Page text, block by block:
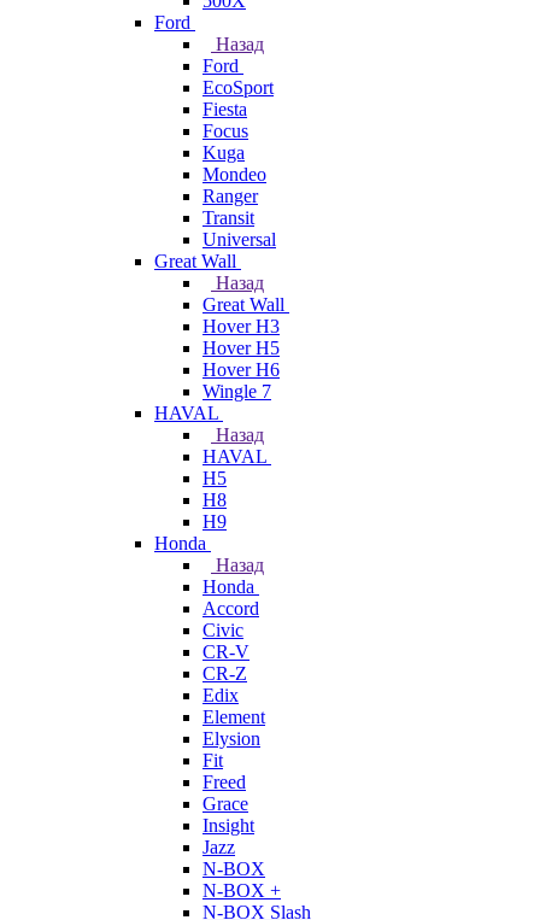
Ford
Назад
Ford
EcoSport
Fiesta
Focus
Kuga
Mondeo
Ranger
Transit
Universal
Great Wall
Назад
Great Wall
Hover H3
Hover H5
Hover H6
Wingle 7
HAVAL
Назад
HAVAL
H5
H8
H9
Honda
Назад
Honda
Accord
Civic
CR-V
CR-Z
Edix
Element
Elysion
Fit
Freed
Grace
Insight
Jazz
N-BOX
N-BOX +
N-BOX Slash